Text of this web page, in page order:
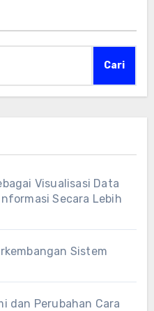
Cari
Visualisasi Data
Secara Lebih
Sistem
dan Perubahan Cara